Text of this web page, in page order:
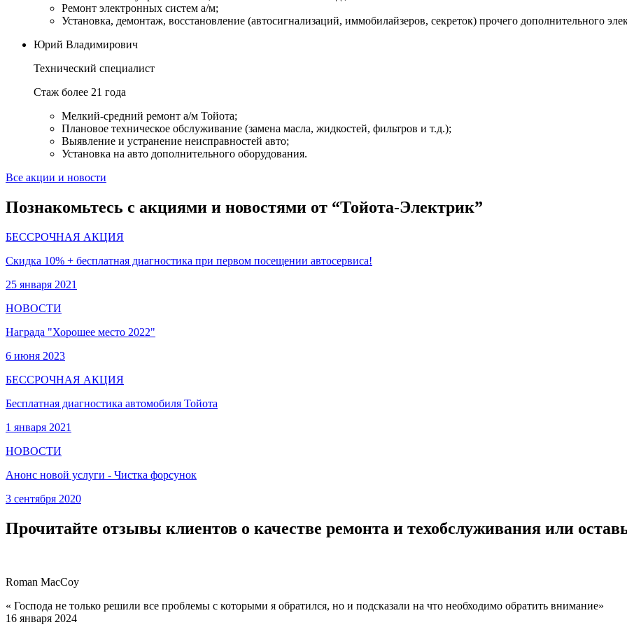
Ремонт электронных систем а/м;
Установка, демонтаж, восстановление (автосигнализаций, иммобилайзеров, секреток) прочего дополнительного
Юрий Владимирович
Технический специалист
Стаж более 21 года
Мелкий-средний ремонт а/м Тойота;
Плановое техническое обслуживание (замена масла, жидкостей, фильтров и т.д.);
Выявление и устранение неисправностей авто;
Установка на авто дополнительного оборудования.
Все акции и новости
Познакомьтесь с акциями и новостями от “Тойота-Электрик”
БЕССРОЧНАЯ АКЦИЯ
Скидка 10% + бесплатная диагностика при первом посещении автосервиса!
25 января 2021
НОВОСТИ
Награда "Хорошее место 2022"
6 июня 2023
БЕССРОЧНАЯ АКЦИЯ
Бесплатная диагностика автомобиля Тойота
1 января 2021
НОВОСТИ
Анонс новой услуги - Чистка форсунок
3 сентября 2020
Прочитайте отзывы клиентов о качестве ремонта и техобслуживания или
Roman MacCoy
« Господа не только решили все проблемы с которыми я обратился, но и подсказали на что необходимо обратить внимание»
16 января 2024